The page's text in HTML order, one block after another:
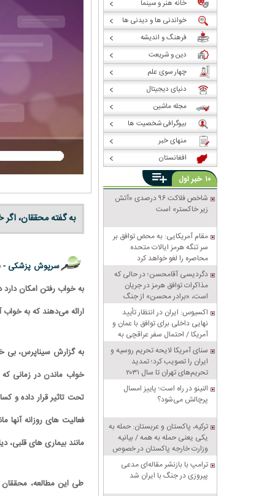
به گفته محققان، اگر
سرپوش پزشکی -
به خواب رفتن امکان
ارائه می‌دهند که به
به گزارش سیناپرس، بی
تحت تاثیر قرار داده و
فعالیت های روزانه آنها
مانند بیماری های قلبی،
طی این مطالعه،
خانه هنر و سینما
خواندنی ها و دیدنی ها
فرهنگ و اندیشه
دین و شریعت
چهار سوی علم
دنیای دیجیتال
مجله ماشین
بیوگرافی شخصیت ها
منهای خبر
افغانستان
۱۰ خبراول
شاخص فلاکت ۹۶ درصدی «آتش
زیر خاکستر» است
مقام آمریکایی: به محض توافق بر
سر تنگه هرمز ایالات متحده
محاصره را لغو خواهد کرد
دگردیسی آقامحسن؛ در حالی که
مذاکرات توافق هرمز در جریان
است، «برادر محسن» از جنگ
سخن می‌گوید
اکسیوس: ایران در انتظار تأیید
نهایی داخلی برای توافق با عمان و
آمریکا / احتمال سفر عراقچی به
پاکستان
سنای آمریکا لایحه تحریم روسیه و
ایران را تصویب کرد؛ تمدید
تحریم‌های تهران تا سال ۲۰۳۱
النینو در راه است؛ پاییز امسال
پرچالش می‌شود؟
ترکیه، پاکستان و عربستان: حمله به
یکی یعنی حمله به همه / بیانیه
وزارت خارجه پاکستان در خصوص
پیمان دفاعی مشترک مکه
ترامپ با بازنشر مقاله‌ای مدعی
پیروزی در جنگ با ایران شد